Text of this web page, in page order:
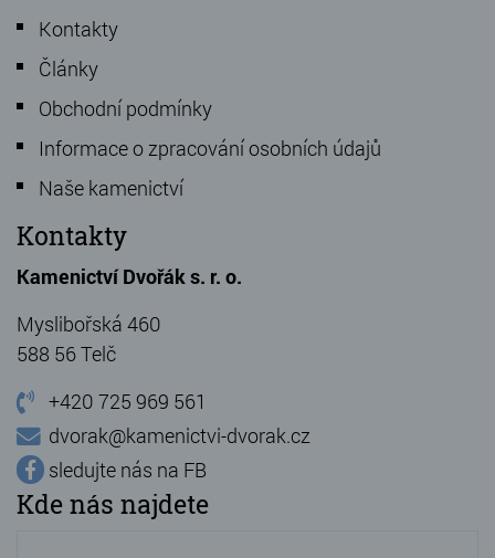
Kontakty
Články
Obchodní podmínky
Informace o zpracování osobních údajů
Naše kamenictví
Kontakty
Kamenictví Dvořák s. r. o.
Myslibořská 460
588 56 Telč
+420 725 969 561
dvorak@kamenictvi-dvorak.cz
sledujte nás na FB
Kde nás najdete